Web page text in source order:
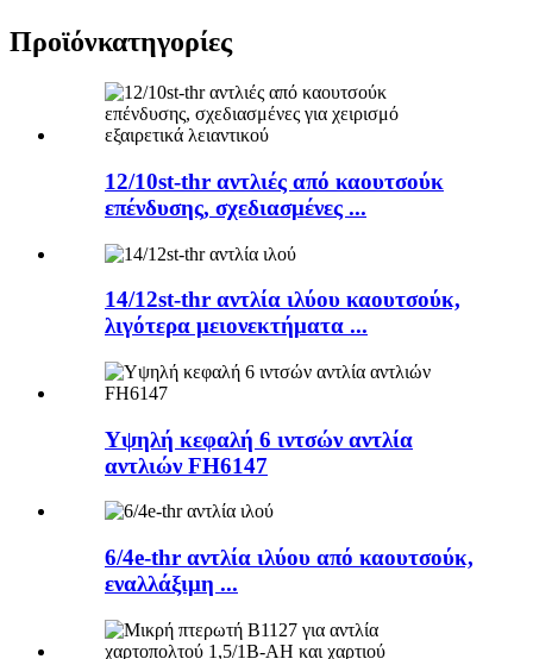
Προϊόνκατηγορίες
12/10st-thr αντλιές από καουτσούκ
επένδυσης, σχεδιασμένες ...
14/12st-thr αντλία ιλύου καουτσούκ,
λιγότερα μειονεκτήματα ...
Υψηλή κεφαλή 6 ιντσών αντλία
αντλιών FH6147
6/4e-thr αντλία ιλύου από καουτσούκ,
εναλλάξιμη ...